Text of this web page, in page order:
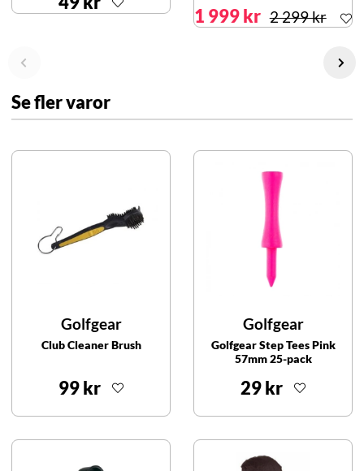
1 999 kr 2 299 kr
Se fler varor
Golfgear
Club Cleaner Brush
99 kr
Golfgear
Golfgear Step Tees Pink
57mm 25-pack
29 kr